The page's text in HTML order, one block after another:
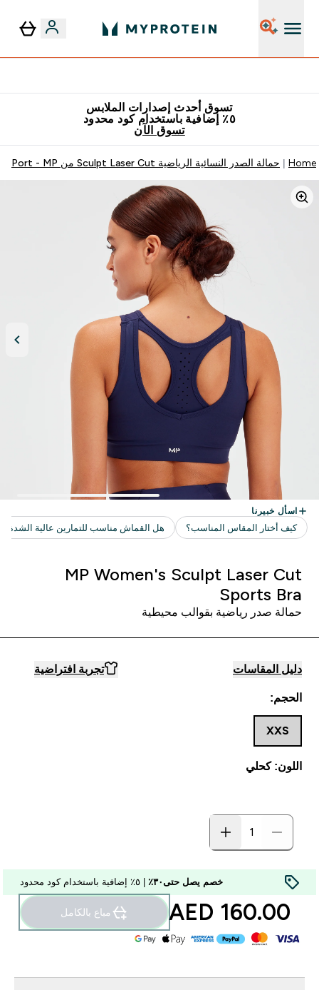
تسوق أحدث إصدارات الملابس
٥٪ إضافية باستخدام كود محدود
تسوق الآن
Home حمالة الصدر النسائية الرياضية Sculpt Laser Cut من MP ‏- Port
MP Women's Sculpt Laser Cut
Sports Bra
حمالة صدر رياضية بقوالب محيطية
دليل المقاسات تجربة افتراضية
الحجم:
XXS
اللون: كحلي
خصم يصل حتى٣٠٪
160.00 AED‎ مباع بالكامل